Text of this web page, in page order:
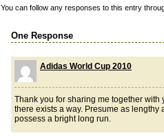
You can follow any responses to this entry
One Response
Adidas World Cup 2010
Thank you for sharing me together with
there exists a way. Presume as
possess a bright long run.